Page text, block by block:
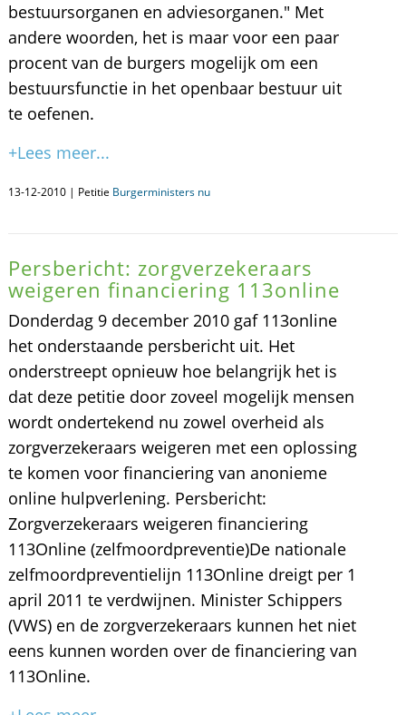
bestuursorganen en adviesorganen." Met
andere woorden, het is maar voor een paar
procent van de burgers mogelijk om een
bestuursfunctie in het openbaar bestuur uit
te oefenen.
+Lees meer...
13-12-2010 | Petitie Burgerministers nu
Persbericht: zorgverzekeraars
weigeren financiering 113online
Donderdag 9 december 2010 gaf 113online
het onderstaande persbericht uit. Het
onderstreept opnieuw hoe belangrijk het is
dat deze petitie door zoveel mogelijk mensen
wordt ondertekend nu zowel overheid als
zorgverzekeraars weigeren met een oplossing
te komen voor financiering van anonieme
online hulpverlening. Persbericht:
Zorgverzekeraars weigeren financiering
113Online (zelfmoordpreventie)De nationale
zelfmoordpreventielijn 113Online dreigt per 1
april 2011 te verdwijnen. Minister Schippers
(VWS) en de zorgverzekeraars kunnen het niet
eens kunnen worden over de financiering van
113Online.